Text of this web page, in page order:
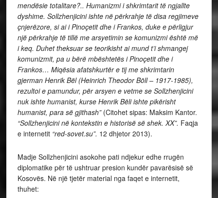
mendësie totalitare?.. Humanizmi i shkrimtarit të ngjallte
dyshime. Sollzhenjicini ishte në përkrahje të disa regjimeve
çnjerëzore, si ai i Pinoçetit dhe i Frankos, duke e përligjur
një përkrahje të tillë me arsyetimin se komunizmi është më
i keq. Duhet theksuar se teorikisht ai mund t’i shmangej
komunizmit, pa u bërë mbështetës i Pinoçetit dhe i
Frankos… Miqësia afatshkurtër e tij me shkrimtarin
gjerman Henrik Bël (Heinrich Theodor Böll – 1917-1985),
rezultoi e pamundur, për arsyen e vetme se Sollzhenjicini
nuk ishte humanist, kurse Henrik Bëli ishte pikërisht
humanist, para së gjithash”(Citohet sipas: Maksim Kantor.
“Sollzhenjicini në kontekstin e historisë së shek. XX”. Faqja
e internetit “red-sovet.su”. 12 dhjetor 2013).
Madje Sollzhenjicini asokohe pati ndjekur edhe rrugën
diplomatike për të ushtruar presion kundër pavarësisë së
Kosovës. Në një tjetër material nga faqet e internetit,
thuhet: